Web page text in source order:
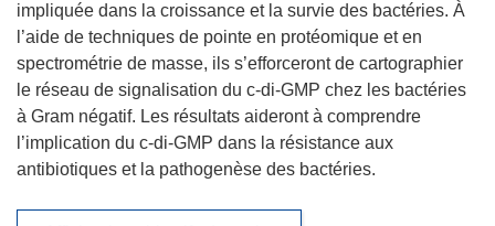
impliquée dans la croissance et la survie des bactéries. À
l’aide de techniques de pointe en protéomique et en
spectrométrie de masse, ils s’efforceront de cartographier
le réseau de signalisation du c-di-GMP chez les bactéries
à Gram négatif. Les résultats aideront à comprendre
l’implication du c-di-GMP dans la résistance aux
antibiotiques et la pathogenèse des bactéries.